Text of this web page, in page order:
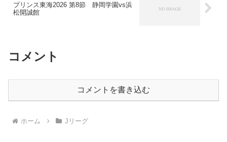
プリンス東海2026 第8節 静岡学園vs浜
松開誠館
コメント
コメントを書き込む
ホーム Jリーグ